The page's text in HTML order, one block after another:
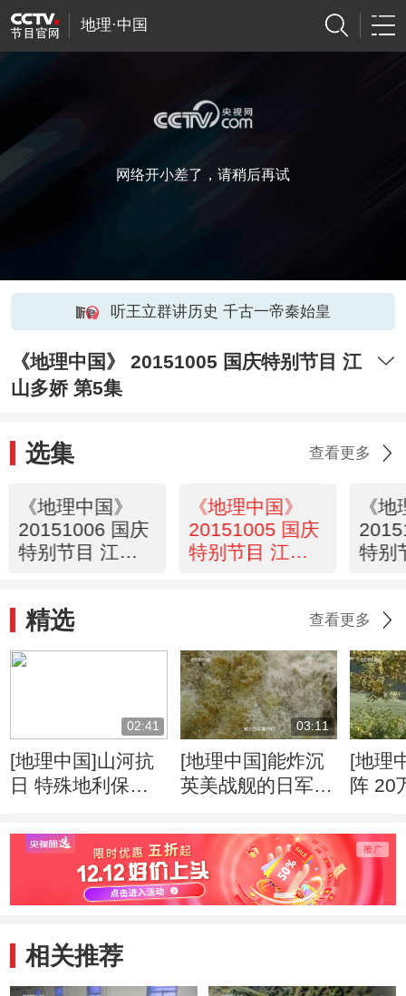
地理·中国
网络开小差了，请稍后再试
听王立群讲历史 千古一帝秦始皇
《地理中国》 20151005 国庆特别节目 江
山多娇 第5集
选集 查看更多
《地理中国》
20151006 国庆
特别节目 江山
《地理中国》
20151005 国庆
特别节目 江山
《
特别
精选 查看更多
02:41
[地理中国]山河抗
日 特殊地利保护
03:11
[地理中国]能炸沉
英美战舰的日军为
[地理
阵 20
相关推荐